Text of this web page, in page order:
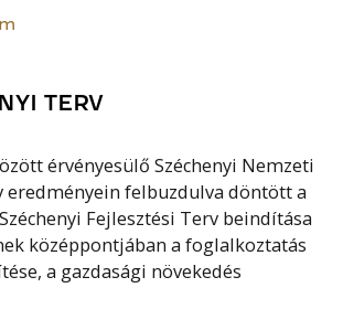
TERV
érvényesülő Széchenyi Nemzeti
eredményein felbuzdulva döntött a
Fejlesztési Terv beindítása
középpontjában a foglalkoztatás
a gazdasági növekedés